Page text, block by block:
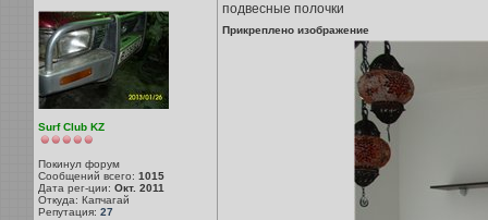
Surf Club KZ
Покинул форум
Сообщений всего: 1015
Дата рег-ции: Окт. 2011
Откуда: Капчагай
Репутация: 27
подвесные полочки
Прикреплено изображение